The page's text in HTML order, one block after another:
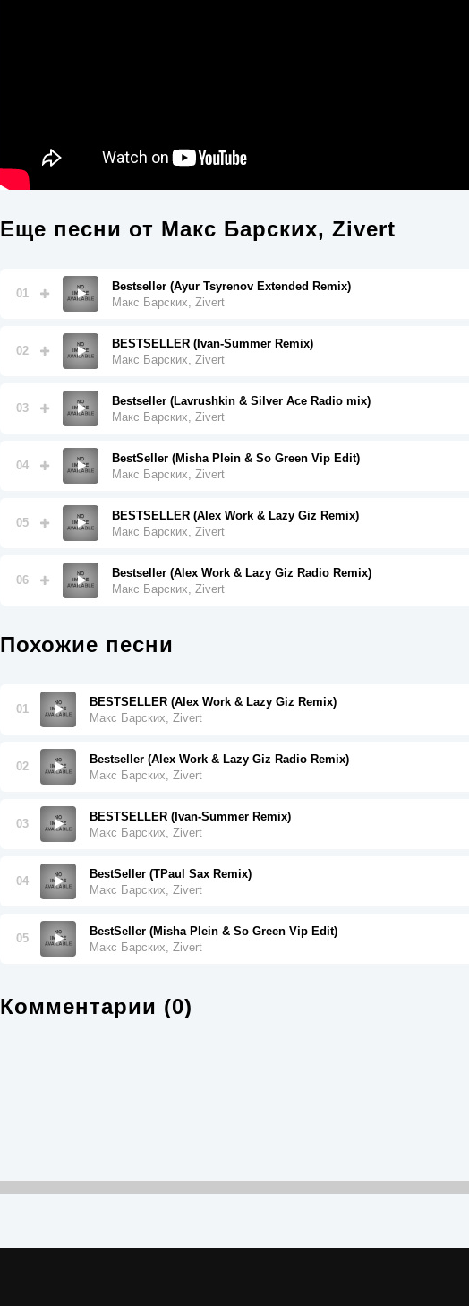
Еще песни от Макс Барских, Zivert
01
Bestseller (Ayur Tsyrenov Extended Remix)
Макс Барских, Zivert
02
BESTSELLER (Ivan-Summer Remix)
Макс Барских, Zivert
03
Bestseller (Lavrushkin & Silver Ace Radio mix)
Макс Барских, Zivert
04
BestSeller (Misha Plein & So Green Vip Edit)
Макс Барских, Zivert
05
BESTSELLER (Alex Work & Lazy Giz Remix)
Макс Барских, Zivert
06
Bestseller (Alex Work & Lazy Giz Radio Remix)
Макс Барских, Zivert
Похожие песни
01
BESTSELLER (Alex Work & Lazy Giz Remix)
Макс Барских, Zivert
02
Bestseller (Alex Work & Lazy Giz Radio Remix)
Макс Барских, Zivert
03
BESTSELLER (Ivan-Summer Remix)
Макс Барских, Zivert
04
BestSeller (TPaul Sax Remix)
Макс Барских, Zivert
05
BestSeller (Misha Plein & So Green Vip Edit)
Макс Барских, Zivert
Комментарии (0)